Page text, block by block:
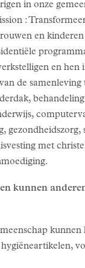
in onze
:
en
en hen
de samenleving
gezondheidszorg,
met
kunnen